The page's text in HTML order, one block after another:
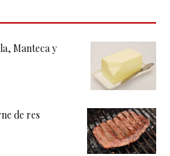
Manteca y
de res